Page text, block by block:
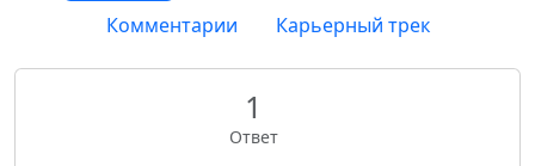
Комментарии
Карьерный трек
1
Ответ